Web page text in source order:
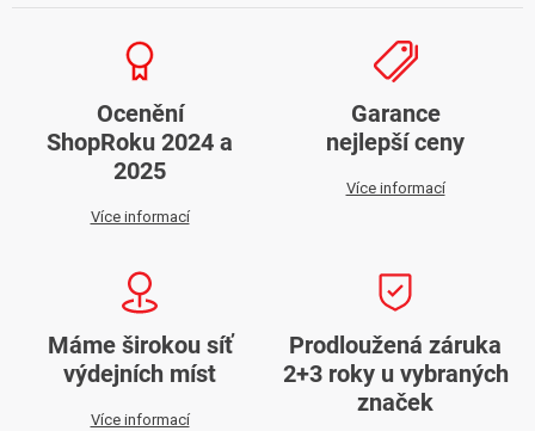
Ocenění
ShopRoku 2024 a
2025
Více informací
Garance
nejlepší ceny
Více informací
Máme širokou síť
výdejních míst
Více informací
Prodloužená záruka
2+3 roky u vybraných
značek